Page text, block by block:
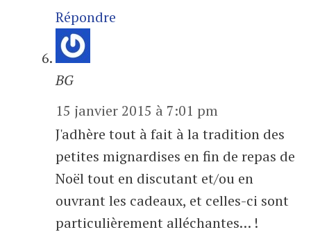
Répondre
BG
15 janvier 2015 à 7:01 pm
J'adhère tout à fait à la tradition des
petites mignardises en fin de repas de
Noël tout en discutant et/ou en
ouvrant les cadeaux, et celles-ci sont
particulièrement alléchantes… !